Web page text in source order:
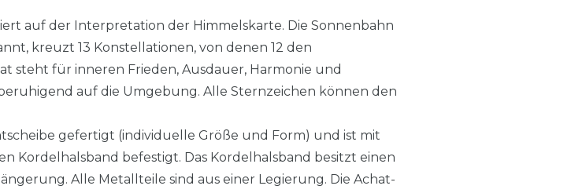
auf der Interpretation der Himmelskarte. Die Sonnenbahn
kreuzt 13 Konstellationen, von denen 12 den
steht für inneren Frieden, Ausdauer, Harmonie und
auf die Umgebung. Alle Sternzeichen können den
gefertigt (individuelle Größe und Form) und ist mit
Kordelhalsband befestigt. Das Kordelhalsband besitzt einen
Alle Metallteile sind aus einer Legierung. Die Achat-